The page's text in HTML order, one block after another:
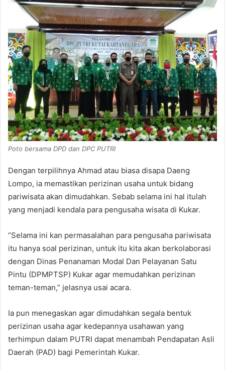
Poto bersama DPD dan DPC PUTRI
Dengan terpilihnya Ahmad atau biasa disapa Daeng
Lompo, ia memastikan perizinan usaha untuk bidang
pariwisata akan dimudahkan. Sebab selama ini hal itulah
yang menjadi kendala para pengusaha wisata di Kukar.
“Selama ini kan permasalahan para pengusaha pariwisata
itu hanya soal perizinan, untuk itu kita akan berkolaborasi
dengan Dinas Penanaman Modal Dan Pelayanan Satu
Pintu (DPMPTSP) Kukar agar memudahkan perizinan
teman-teman,” jelasnya usai acara.
Ia pun menegaskan agar dimudahkan segala bentuk
perizinan usaha agar kedepannya usahawan yang
terhimpun dalam PUTRI dapat menambah Pendapatan Asli
Daerah (PAD) bagi Pemerintah Kukar.